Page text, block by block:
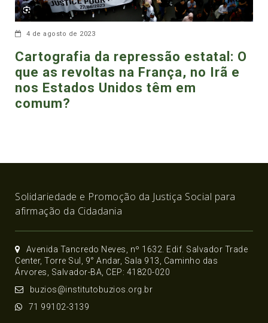
4 de agosto de 2023
Cartografia da repressão estatal: O
que as revoltas na França, no Irã e
nos Estados Unidos têm em
comum?
Solidariedade e Promoção da Justiça Social para
afirmação da Cidadania
Avenida Tancredo Neves, nº 1632. Edif. Salvador Trade
Center, Torre Sul, 9° Andar, Sala 913, Caminho das
Árvores, Salvador-BA, CEP: 41820-020
buzios@institutobuzios.org.br
71 99102-3139